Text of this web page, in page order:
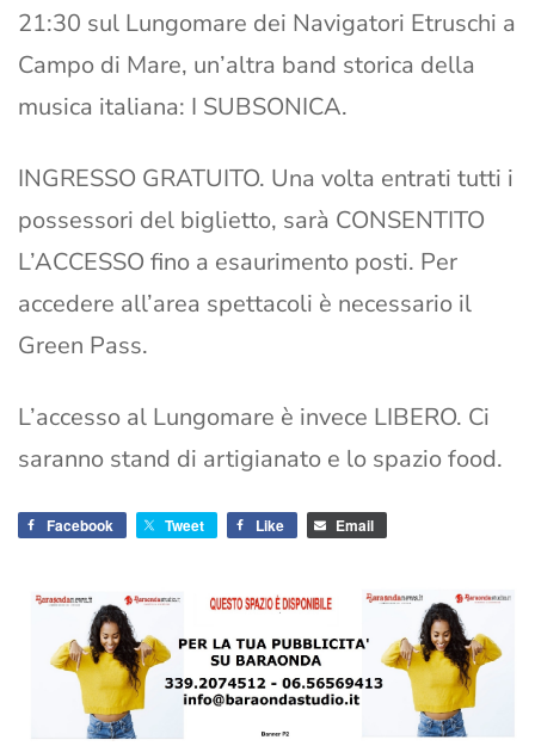
21:30 sul Lungomare dei Navigatori Etruschi a
Campo di Mare, un’altra band storica della
musica italiana: I SUBSONICA.
INGRESSO GRATUITO. Una volta entrati tutti i
possessori del biglietto, sarà CONSENTITO
L’ACCESSO fino a esaurimento posti. Per
accedere all’area spettacoli è necessario il
Green Pass.
L’accesso al Lungomare è invece LIBERO. Ci
saranno stand di artigianato e lo spazio food.
Facebook Tweet Like Email